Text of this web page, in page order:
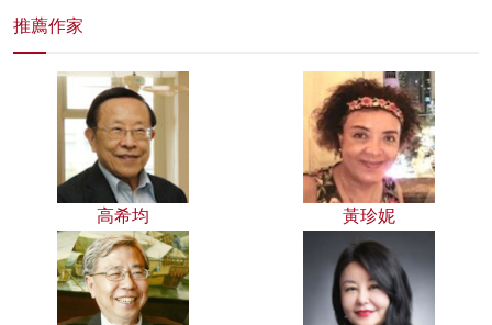
推薦作家
高希均 黃珍妮